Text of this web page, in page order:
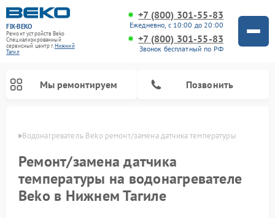
FIX-BEKO
Ремонт устройств Beko
Специализированный
cервисный центр г.Нижний
Тагил
+7 (800) 301-55-83
Ежедневно, с 10:00 до 20:00
+7 (800) 301-55-83
Звонок бесплатный по РФ
Мы ремонтируем Позвонить
Водонагреватель Beko ремонт/замена датчика температуры
Ремонт/замена датчика
температуры на водонагревателе
Beko в Нижнем Тагиле